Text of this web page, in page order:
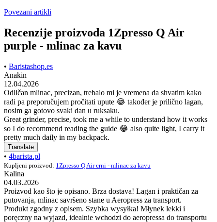
Povezani artikli
Recenzije proizvoda 1Zpresso Q Air
purple - mlinac za kavu
• Baristashop.es
Anakin
12.04.2026
Odličan mlinac, precizan, trebalo mi je vremena da shvatim kako
radi pa preporučujem pročitati upute 😂 također je prilično lagan,
nosim ga gotovo svaki dan u ruksaku.
Great grinder, precise, took me a while to understand how it works
so I do recommend reading the guide 😂 also quite light, I carry it
pretty much daily in my backpack.
Translate
• 4barista.pl
Kupljeni proizvod: 1Zpresso Q Air crni - mlinac za kavu
Kalina
04.03.2026
Proizvod kao što je opisano. Brza dostava! Lagan i praktičan za
putovanja, mlinac savršeno stane u Aeropress za transport.
Produkt zgodny z opisem. Szybka wysyłka! Młynek lekki i
poręczny na wyjazd, idealnie wchodzi do aeropressa do transportu